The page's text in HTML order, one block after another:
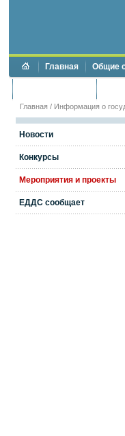
Главная Общие
Главная / Информация о
Новости
Конкурсы
Мероприятия и проекты
ЕДДС сообщает